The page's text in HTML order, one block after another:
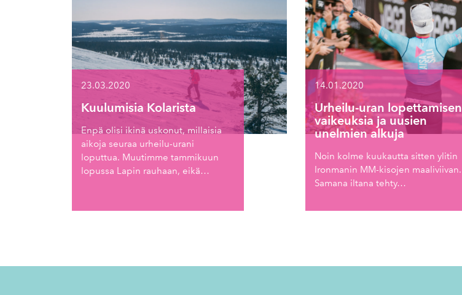
23.03.2020
Kuulumisia Kolarista
Enpä olisi ikinä uskonut, millaisia
aikoja seuraa urheilu-urani
loputtua. Muutimme tammikuun
lopussa Lapin rauhaan, eikä…
14.01.2020
Urheilu-uran lopettamisen
vaikeuksia ja uusien
unelmien alkuja
Noin kolme kuukautta sitten ylitin
Ironmanin MM-kisojen maaliviivan.
Samana iltana tehty…